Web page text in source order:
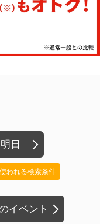
明日
イベント
われる検索条件